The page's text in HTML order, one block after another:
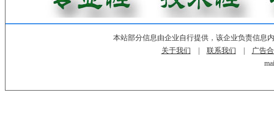
本站部分信息由企业自行提供，该企业负责信息
关于我们
联系我们
广告